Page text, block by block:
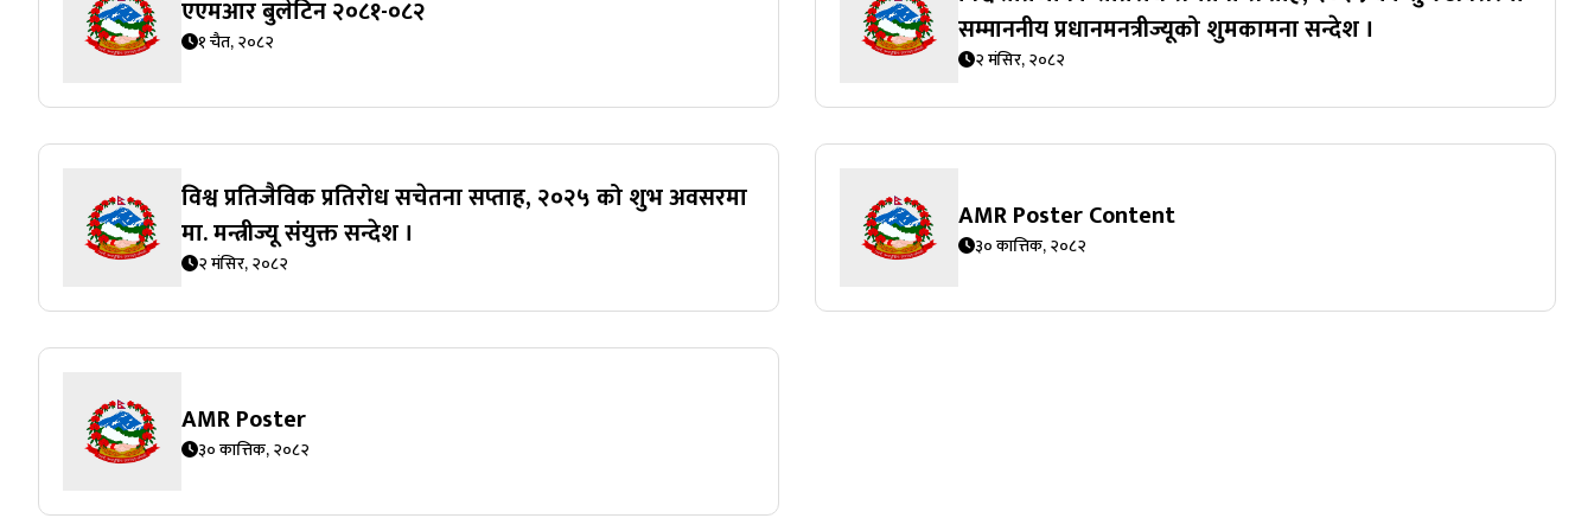
एएमआर बुलेटिन २०८१-०८२
१ चैत, २०८२
सम्माननीय प्रधानमनत्रीज्यूको शुमकामना सन्देश ।
२ मंसिर, २०८२
विश्व प्रतिजैविक प्रतिरोध सचेतना सप्ताह, २०२५ को शुभ अवसरमा
मा. मन्त्रीज्यू संयुक्त सन्देश ।
२ मंसिर, २०८२
AMR Poster Content
३० कात्तिक, २०८२
AMR Poster
३० कात्तिक, २०८२